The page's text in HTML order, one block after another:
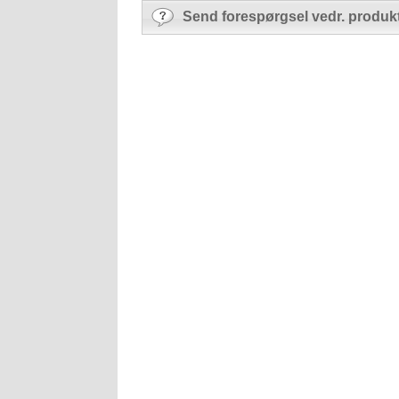
Send forespørgsel vedr.